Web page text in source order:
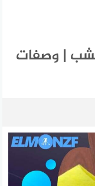
| وصفات